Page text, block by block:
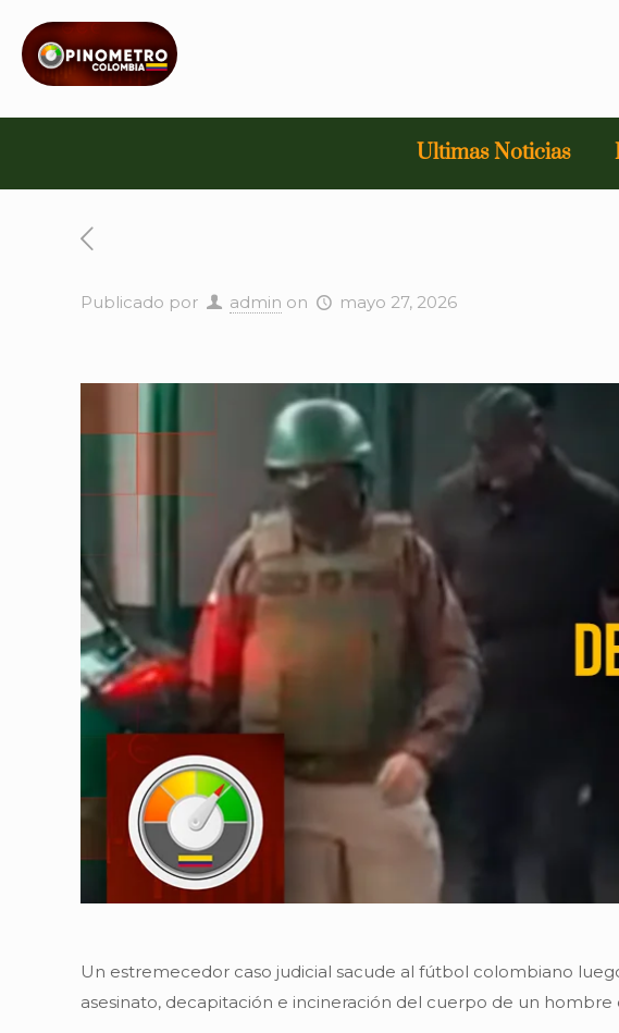
Ultimas Noticias
Publicado por admin on mayo 27, 2026
Un estremecedor caso judicial sacude al fútbol colombiano
asesinato, decapitación e incineración del cuerpo de un hombre